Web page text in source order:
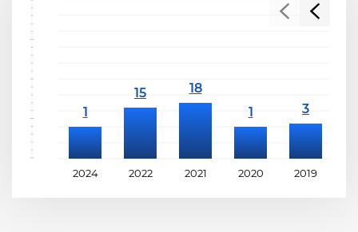
2024 2022 2021 2020 2019